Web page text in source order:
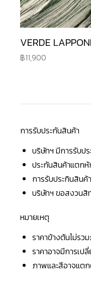
VERDE
11,900
การรับประกันสินค้า
บริษัทฯ มีการรับป
ประกันสินค้าแตก
การรับประกินสิน
บริษัทฯ ขอสงวนสิ
หมายเหตุ
ราคาข้างต้นไม่รว
ราคาอาจมีการเป
ภาพและสีอาจแต